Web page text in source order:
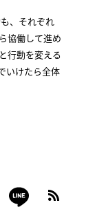
、それぞれ
協働して進め
行動を変える
いけたら全体